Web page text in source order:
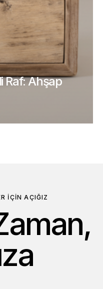
Raf: Ahşap
IÇIN AÇIĞIZ
aman,
za